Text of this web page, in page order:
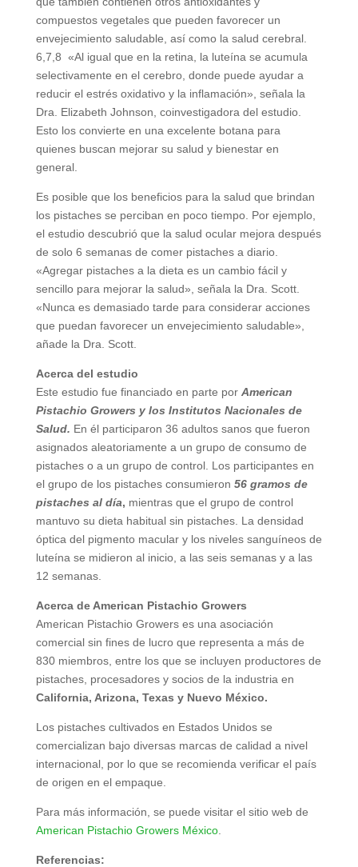
compuestos vegetales que pueden favorecer un
envejecimiento saludable, así como la salud cerebral.
6,7,8 «Al igual que en la retina, la luteína se acumula
selectivamente en el cerebro, donde puede ayudar a
reducir el estrés oxidativo y la inflamación», señala la
Dra. Elizabeth Johnson, coinvestigadora del estudio.
Esto los convierte en una excelente botana para
quienes buscan mejorar su salud y bienestar en
general.
Es posible que los beneficios para la salud que brindan
los pistaches se perciban en poco tiempo. Por ejemplo,
el estudio descubrió que la salud ocular mejora después
de solo 6 semanas de comer pistaches a diario.
«Agregar pistaches a la dieta es un cambio fácil y
sencillo para mejorar la salud», señala la Dra. Scott.
«Nunca es demasiado tarde para considerar acciones
que puedan favorecer un envejecimiento saludable»,
añade la Dra. Scott.
Acerca del estudio
Este estudio fue financiado en parte por American
Pistachio Growers y los Institutos Nacionales de
Salud. En él participaron 36 adultos sanos que fueron
asignados aleatoriamente a un grupo de consumo de
pistaches o a un grupo de control. Los participantes en
el grupo de los pistaches consumieron 56 gramos de
pistaches al día, mientras que el grupo de control
mantuvo su dieta habitual sin pistaches. La densidad
óptica del pigmento macular y los niveles sanguíneos de
luteína se midieron al inicio, a las seis semanas y a las
12 semanas.
Acerca de American Pistachio Growers
American Pistachio Growers es una asociación
comercial sin fines de lucro que representa a más de
830 miembros, entre los que se incluyen productores de
pistaches, procesadores y socios de la industria en
California, Arizona, Texas y Nuevo México.
Los pistaches cultivados en Estados Unidos se
comercializan bajo diversas marcas de calidad a nivel
internacional, por lo que se recomienda verificar el país
de origen en el empaque.
Para más información, se puede visitar el sitio web de
American Pistachio Growers México.
Referencias: